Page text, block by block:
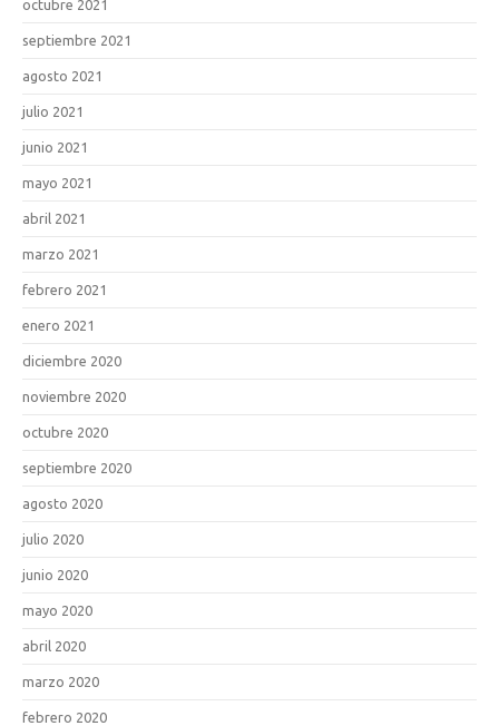
octubre 2021
septiembre 2021
agosto 2021
julio 2021
junio 2021
mayo 2021
abril 2021
marzo 2021
febrero 2021
enero 2021
diciembre 2020
noviembre 2020
octubre 2020
septiembre 2020
agosto 2020
julio 2020
junio 2020
mayo 2020
abril 2020
marzo 2020
febrero 2020